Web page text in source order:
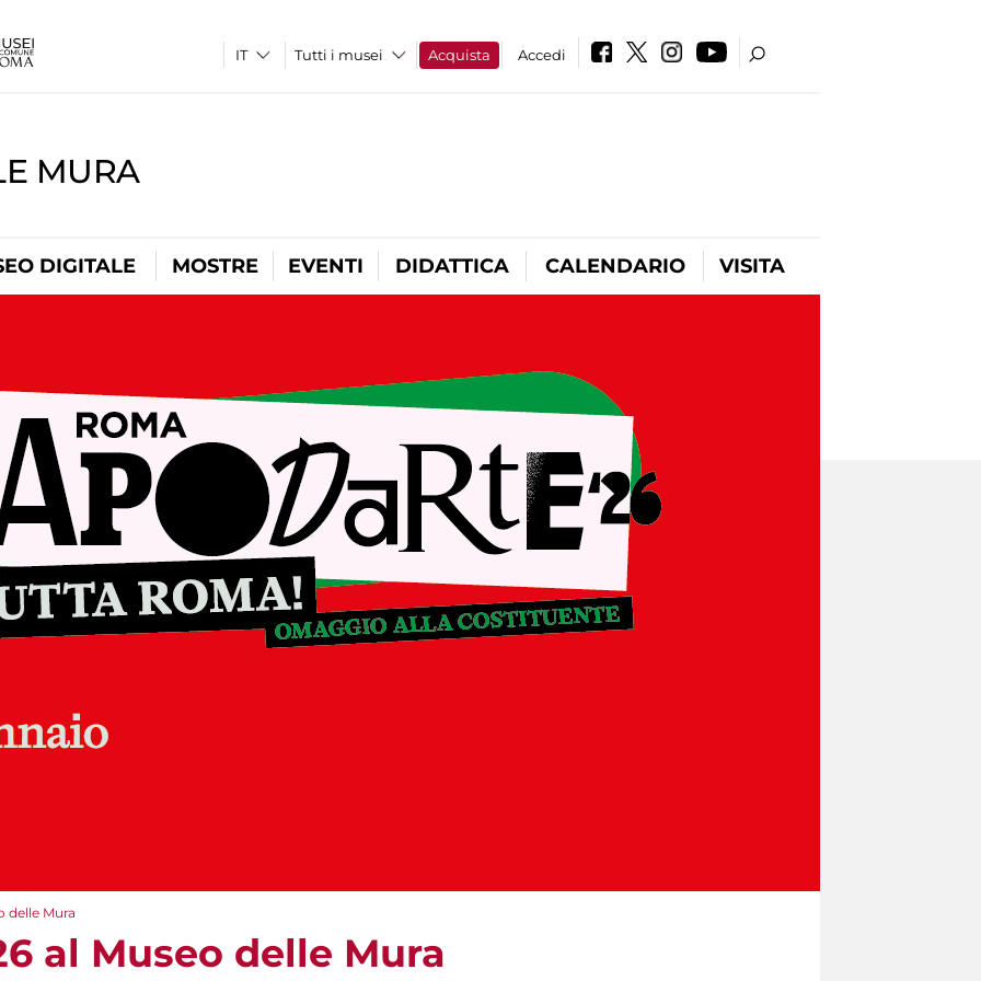
Tutti i musei Acquista Accedi
MURA
DIGITALE MOSTRE EVENTI DIDATTICA CALENDARIO VISITA
delle Mura
al Museo delle Mura